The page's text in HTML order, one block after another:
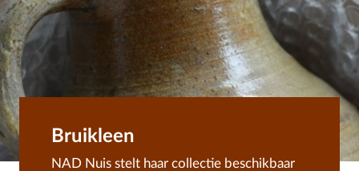
Bruikleen
NAD Nuis stelt haar collectie beschikbaar